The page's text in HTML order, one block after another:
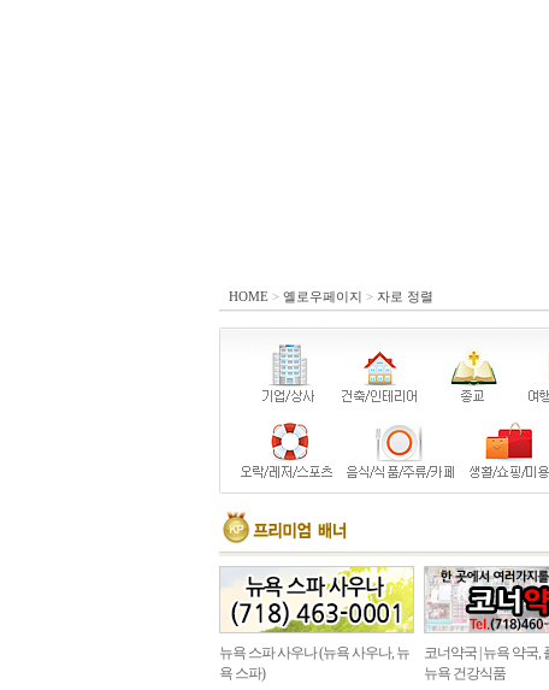
HOME > 옐로우페이지 > 자로 정렬
뉴욕 스파 사우나 (뉴욕 사우나, 뉴
욕 스파)
코너약국 | 뉴욕 약국,
뉴욕 건강식품